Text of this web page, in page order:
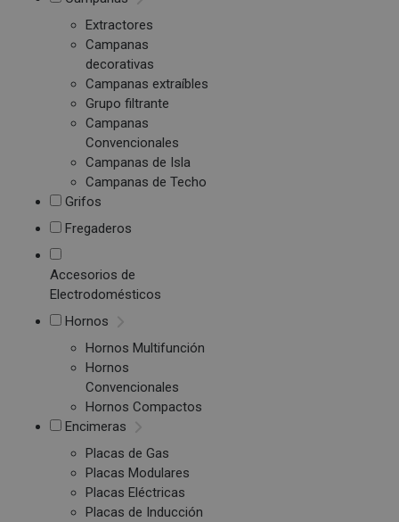
Extractores
Campanas
decorativas
Campanas extraíbles
Grupo filtrante
Campanas
Convencionales
Campanas de Isla
Campanas de Techo
Grifos
Fregaderos
Accesorios de
Electrodomésticos
Hornos
Hornos Multifunción
Hornos
Convencionales
Hornos Compactos
Encimeras
Placas de Gas
Placas Modulares
Placas Eléctricas
Placas de Inducción